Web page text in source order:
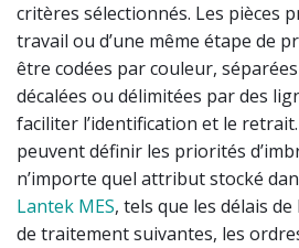
critères sélectionnés. Les pièces
travail ou d’une même étape de
être codées par couleur,
décalées ou délimitées par des
faciliter l’identification et le
peuvent définir les priorités
n’importe quel attribut stocké
Lantek MES, tels que les délais
de traitement suivantes, les